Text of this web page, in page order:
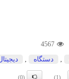
4567
دستگاه
(1)
(0)